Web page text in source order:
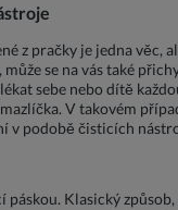
z pračky je jedna věc,
se na vás také
sebe nebo dítě
V takovém
v podobě čisticích
páskou. Klasický